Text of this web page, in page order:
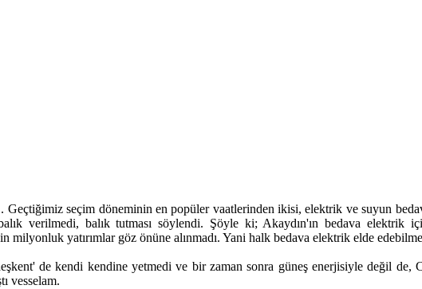
seçim döneminin en popüler vaatlerinden ikisi, elektrik ve suyun
verilmedi, balık tutması söylendi. Şöyle ki; Akaydın'ın bedava elektrik
milyonluk yatırımlar göz önüne alınmadı. Yani halk bedava elektrik elde
de kendi kendine yetmedi ve bir zaman sonra güneş enerjisiyle değil de,
vesselam.